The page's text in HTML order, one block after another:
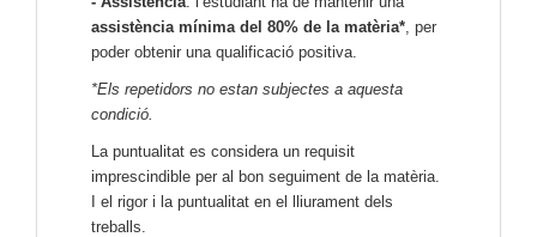
assistència mínima del 80% de la matèria* , per
poder obtenir una qualificació positiva.
*Els repetidors no estan subjectes a aquesta
condició.
La puntualitat es considera un requisit
imprescindible per al bon seguiment de la matèria.
I el rigor i la puntualitat en el lliurament dels
treballs.